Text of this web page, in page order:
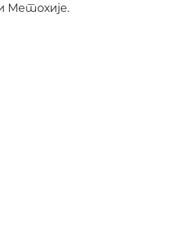
Метохије.